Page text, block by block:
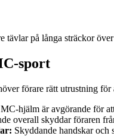
tävlar på långa sträckor
sport
förare rätt utrustning för
hjälm är avgörande för
overall skyddar föraren
Skyddande handskar och